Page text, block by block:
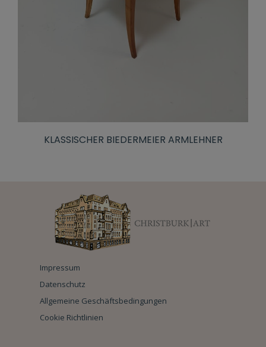
KLASSISCHER BIEDERMEIER ARMLEHNER
Impressum
Datenschutz
Allgemeine Geschäftsbedingungen
Cookie Richtlinien